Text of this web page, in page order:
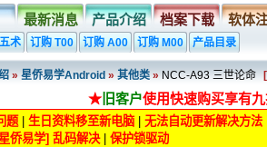
最新消息 产品介绍 档案下载 软体
术 订购 T00 订购 A00 订购 M00 产品目录
»星侨易学Android»其他类»NCC-A93 三世论命
★旧客户使用快速购买享有
题| 生日资料移至新电脑
无法自动更新解决方法
侨易学] 乱码解决| 保护锁驱动